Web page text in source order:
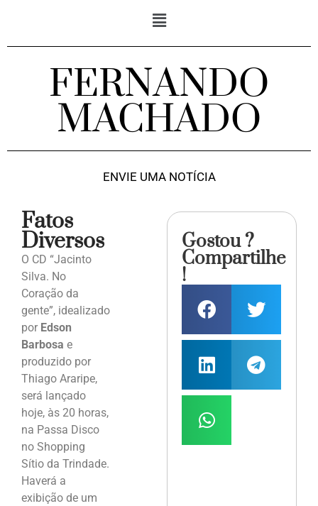
FERNANDO
MACHADO
ENVIE UMA NOTÍCIA
Fatos
Diversos
O CD “Jacinto
Silva. No
Coração da
gente”, idealizado
por Edson
Barbosa e
produzido por
Thiago Araripe,
será lançado
hoje, às 20 horas,
na Passa Disco
no Shopping
Sítio da Trindade.
Haverá a
exibição de um
Gostou ?
Compartilhe
!